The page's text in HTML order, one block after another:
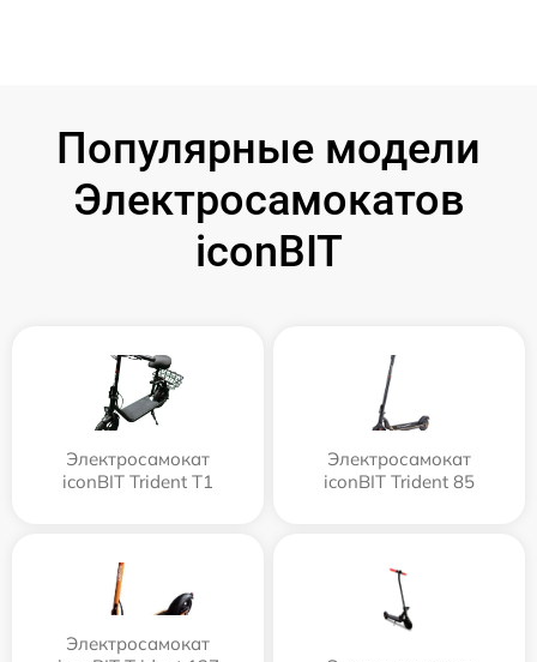
Популярные модели
Электросамокатов
iconBIT
Электросамокат
iconBIT Trident T1
Электросамокат
iconBIT Trident 85
Электросамокат